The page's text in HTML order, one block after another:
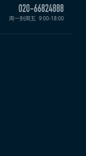
周一到周五 9:00-18:00